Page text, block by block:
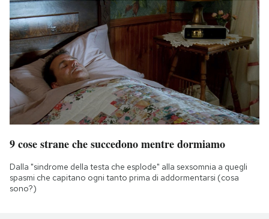
9 cose strane che succedono mentre dormiamo
Dalla "sindrome della testa che esplode" alla sexsomnia a quegli
spasmi che capitano ogni tanto prima di addormentarsi (cosa
sono?)